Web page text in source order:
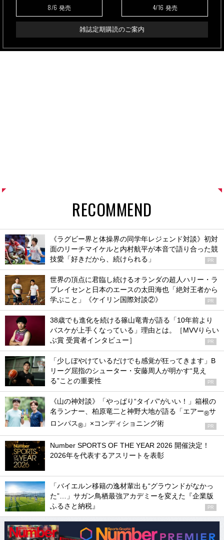
8/6 発売 4/16 発売
雑誌定期購読のご案内
RECOMMEND
《ラグビー界と体操界の同学年レジェンド対談》初対
面のリーチマイケルと内村航平が本音で語り合った競
技愛「好きだから、続けられる」
PR
世界の頂点に君臨し続けるオランダの超人ハリー・ラ
ブレイセンと日本のエースの太田海也「絶対王者から
学ぶこと」《ケイリン国際対談②》
PR
38歳でも進化を続ける篠山竜青が語る「10年前より
バスケが上手くなっている」理由とは。［MVVりらい
ぶ賞 受賞者インタビュー］
PR
「少しぼやけているだけでも感覚が狂ってきます」B
リーグ屈指のシューター・安藤周人が明かす“見え
る”ことの重要性
PR
《山の神対談》「やっぱり“タイパ”がいい！」箱根の
名ランナー、柏原竜二と神野大地が語る「エアー®サ
ロンパス® 」×コンディショニング術 PR
Number SPORTS OF THE YEAR 2026 開催決定！
2026年を代表するアスリートを表彰
「バイエルン移籍の逸材輩出も“グラウンドがなかっ
た”…」サガン鳥栖最強アカデミーを変えた『企業版
ふるさと納税』
PR